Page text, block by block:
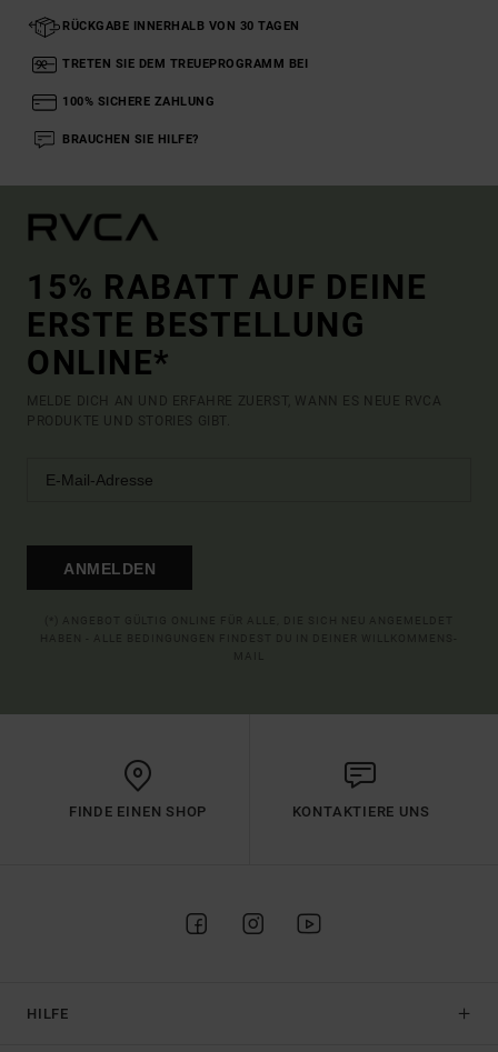
RÜCKGABE INNERHALB VON 30 TAGEN
TRETEN SIE DEM TREUEPROGRAMM BEI
100% SICHERE ZAHLUNG
BRAUCHEN SIE HILFE?
15% RABATT AUF DEINE
ERSTE BESTELLUNG
ONLINE*
MELDE DICH AN UND ERFAHRE ZUERST, WANN ES NEUE RVCA
PRODUKTE UND STORIES GIBT.
ANMELDEN
FINDE EINEN SHOP KONTAKTIERE UNS
HILFE